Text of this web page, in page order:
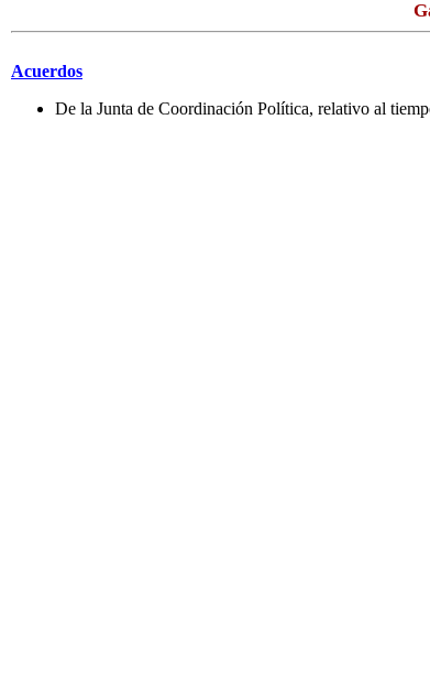
Acuerdos
De la Junta de Coordinación Política, relativo al